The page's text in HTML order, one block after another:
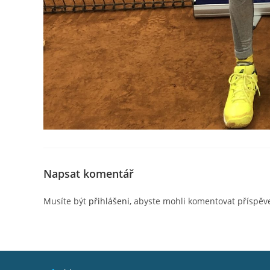
Napsat komentář
Musíte být přihlášeni, abyste mohli komentovat